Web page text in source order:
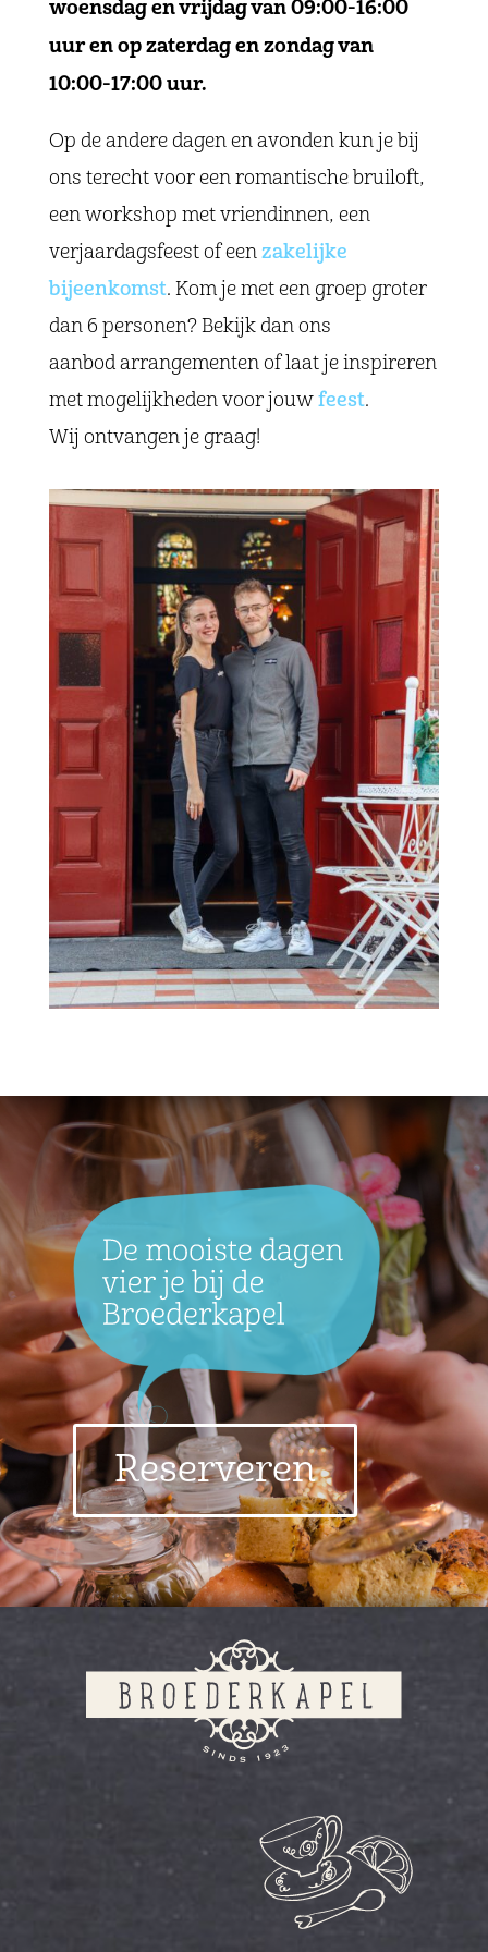
woensdag en vrijdag van 09:00-16:00
uur en op zaterdag en zondag van
10:00-17:00 uur.
Op de andere dagen en avonden kun je bij
ons terecht voor een romantische bruiloft,
een workshop met vriendinnen, een
verjaardagsfeest of eenzakelijke
bijeenkomst. Kom je met een groep groter
dan 6 personen? Bekijk dan ons
aanbod arrangementen of laat je inspireren
met mogelijkheden voor jouwfeest.
Wij ontvangen je graag!
Reserveren